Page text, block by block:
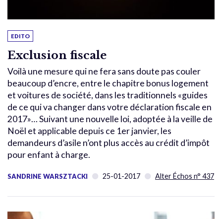
EDITO
Exclusion fiscale
Voilà une mesure qui ne fera sans doute pas couler
beaucoup d’encre, entre le chapitre bonus logement
et voitures de société, dans les traditionnels «guides
de ce qui va changer dans votre déclaration fiscale en
2017»… Suivant une nouvelle loi, adoptée à la veille de
Noël et applicable depuis ce 1er janvier, les
demandeurs d’asile n’ont plus accès au crédit d’impôt
pour enfant à charge.
SANDRINE WARSZTACKI 25-01-2017 Alter Échos n° 437